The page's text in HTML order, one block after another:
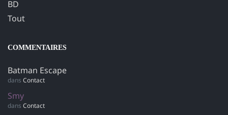
BD
Tout
COMMENTAIRES
Batman Escape
dans Contact
Smy
dans Contact